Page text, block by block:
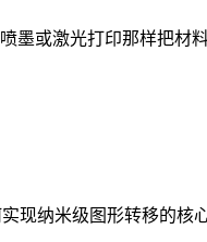
墨或激光打印那样把材
现纳米级图形转移的